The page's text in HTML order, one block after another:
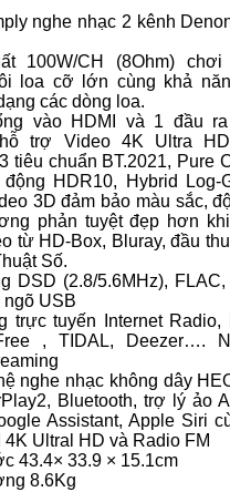
nghe nhạc 2 kênh
100W/CH (8Ohm)
loa cỡ lớn cùng khả
các dòng loa.
vào HDMI và 1 đầu ra
trợ Video 4K Ultra
tiêu chuẩn BT.2021, Pure
HDR10, Hybrid Log-
3D đảm bảo màu sắc,
phản tuyệt đẹp hơn
từ HD-Box, Bluray, đầu
Số.
DSD (2.8/5.6MHz), FLAC,
ngõ USB
trực tuyến Internet Radio,
, TIDAL, Deezer….
nghe nhạc không dây
Bluetooth, trợ lý ảo
Assistant, Apple Siri
4K Ultral HD và Radio FM
43.4× 33.9 × 15.1cm
8.6Kg